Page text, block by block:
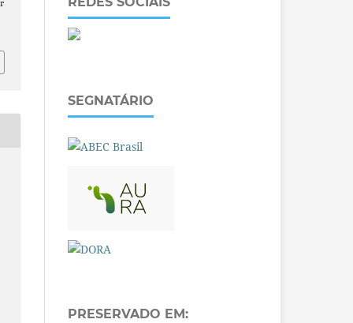
SEGNATÁRIO
PRESERVADO EM: